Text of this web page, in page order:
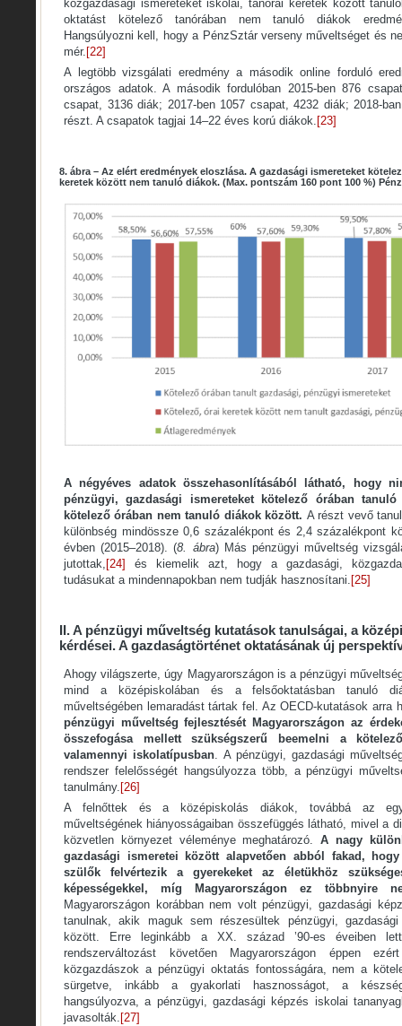
közgazdasági ismereteket iskolai, tanórai keretek között
oktatást kötelező tanórában nem tanuló diákok
Hangsúlyozni kell, hogy a PénzSztár verseny műveltséget és
mér. [22]
A legtöbb vizsgálati eredmény a második online forduló
országos adatok. A második fordulóban 2015-ben 876
csapat, 3136 diák; 2017-ben 1057 csapat, 4232 diák; 2018-
részt. A csapatok tagjai 14–22 éves korú diákok. [23]
8. ábra – Az elért eredmények eloszlása. A gazdasági ismereteket
keretek között nem tanuló diákok. (Max. pontszám 160 pont 100 %)
A négyéves adatok összehasonlításából látható, hogy
pénzügyi, gazdasági ismereteket kötelező órában
kötelező órában nem tanuló diákok között. A részt vevő
különbség mindössze 0,6 százalékpont és 2,4 százalékpont
évben (2015–2018). (8. ábra) Más pénzügyi műveltség
jutottak, [24]
és kiemelik azt, hogy a gazdasági,
tudásukat a mindennapokban nem tudják hasznosítani. [25]
II. A pénzügyi műveltség kutatások tanulságai, a
kérdései. A gazdaságtörténet oktatásának új
Ahogy világszerte, úgy Magyarországon is a pénzügyi
mind a középiskolában és a felsőoktatásban tanuló
műveltségében lemaradást tártak fel. Az OECD-kutatások
pénzügyi műveltség fejlesztését Magyarországon az
összefogása mellett szükségszerű beemelni a
valamennyi iskolatípusban. A pénzügyi, gazdasági
rendszer felelősségét hangsúlyozza több, a pénzügyi
tanulmány. [26]
A felnőttek és a középiskolás diákok, továbbá az
műveltségének hiányosságaiban összefüggés látható, mivel a
közvetlen környezet véleménye meghatározó.A nagy
gazdasági ismeretei között alapvetően abból fakad,
szülők felvértezik a gyerekeket az életükhöz
képességekkel, míg Magyarországon ez többnyire
Magyarországon korábban nem volt pénzügyi, gazdasági
tanulnak, akik maguk sem részesültek pénzügyi,
között. Erre leginkább a XX. század ’90-es éveiben
rendszerváltozást követően Magyarországon éppen
közgazdászok a pénzügyi oktatás fontosságára, nem a
sürgetve, inkább a gyakorlati hasznosságot, a
hangsúlyozva, a pénzügyi, gazdasági képzés iskolai
javasolták. [27]